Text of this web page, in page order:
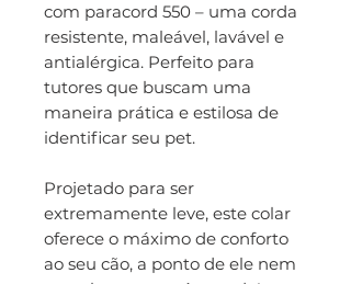
com paracord 550 – uma corda
resistente, maleável, lavável e
antialérgica. Perfeito para
tutores que buscam uma
maneira prática e estilosa de
identificar seu pet.
Projetado para ser
extremamente leve, este colar
oferece o máximo de conforto
ao seu cão, a ponto de ele nem